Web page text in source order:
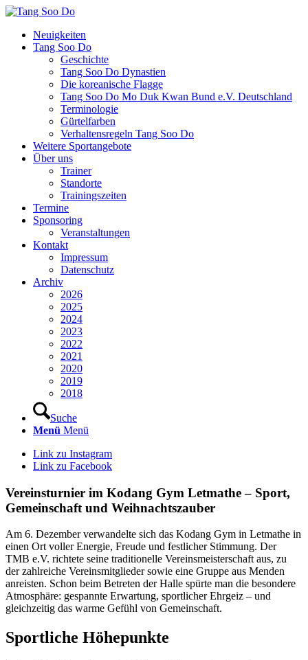
Neuigkeiten
Tang Soo Do
Geschichte
Tang Soo Do Dynastien
Die koreanische Flagge
Tang Soo Do Mo Duk Kwan Bund e.V. Deutschland
Terminologie
Gürtelfarben
Verhaltensregeln Tang Soo Do
Weitere Sportangebote
Über uns
Trainer
Standorte
Trainingszeiten
Termine
Sponsoring
Veranstaltungen
Kontakt
Impressum
Datenschutz
Archiv
2026
2025
2024
2023
2022
2021
2020
2019
2018
Suche
Menü Menü
Link zu Instagram
Link zu Facebook
Vereinsturnier im Kodang Gym Letmathe – Sport,
Gemeinschaft und Weihnachtszauber
Am 6. Dezember verwandelte sich das Kodang Gym in Letmathe in
einen Ort voller Energie, Freude und festlicher Stimmung. Der
TMB e.V. richtete seine traditionelle Vereinsmeisterschaft aus, zu
der zahlreiche Vereinsmitglieder sowie eine Gruppe aus Menden
anreisten. Schon beim Betreten der Halle spürte man die besondere
Atmosphäre: gespannte Erwartung, sportlicher Ehrgeiz – und
gleichzeitig das warme Gefühl von Gemeinschaft.
Sportliche Höhepunkte